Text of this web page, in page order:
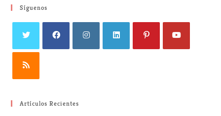
Síguenos
Artículos Recientes